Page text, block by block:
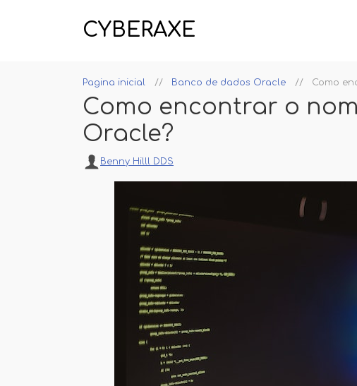
CYBERAXE
Pagina inicial Banco de dados Oracle Como
Como encontrar o
Oracle?
Benny Hilll DDS